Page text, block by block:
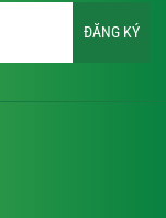
ĐĂNG KÝ